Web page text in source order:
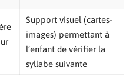
Support visuel (cartes-
images) permettant à
l’enfant de vérifier la
syllabe suivante